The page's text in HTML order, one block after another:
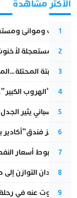
الأكثر مشاهدة
1
قطارات وموانئ ومستشفيات..
2
عودة مستعجلة
3
أزمة سبتة
4
عملية “الهروب
5
تقرير إسباني يثير
6
أزمة تهز
7
رغم هبوط أسعار
8
من فقدان التوازن
9
المسكوت عنه في